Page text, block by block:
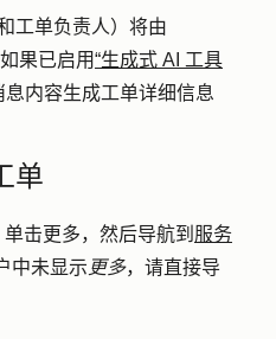
工单负责人）将由
果已启用“生成式 AI 工具
息内容生成工单详细信息
单
击更多，然后导航到 服务
中未显示 更多，请直接导